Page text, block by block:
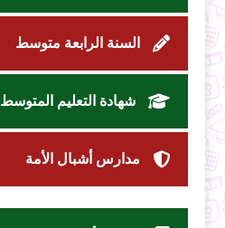
السنة الرابعة متوسط
شهادة التعليم المتوسط
مدارس أشبال الأمة